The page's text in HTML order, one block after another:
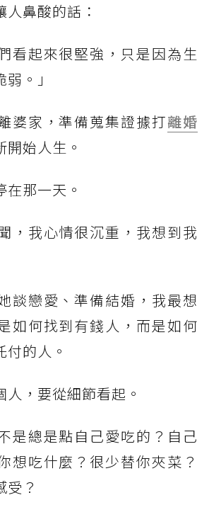
鼻酸的話：
看起來很堅強，只是因為生
。」
婆家，準備蒐集證據打離婚
始人生。
那一天。
，我心情很沉重，我想到我
談戀愛、準備結婚，我最想
如何找到有錢人，而是如何
的人。
，要從細節看起。
是總是點自己愛吃的？自己
想吃什麼？很少替你夾菜？
受？